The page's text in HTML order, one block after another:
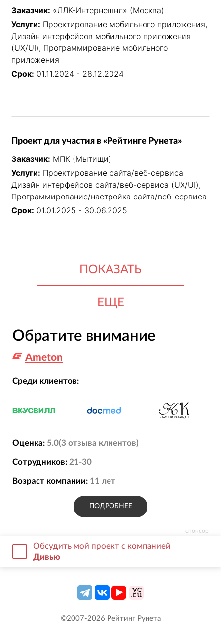
Заказчик: «ЛЛК-Интернешнл» (Москва)
Услуги: Проектирование мобильного приложения,
Дизайн интерфейсов мобильного приложения
(UX/UI), Программирование мобильного
приложения
Срок: 01.11.2024 - 28.12.2024
Проект для участия в «Рейтинге Рунета»
Заказчик: МПК (Мытищи)
Услуги: Проектирование сайта/веб-сервиса,
Дизайн интерфейсов сайта/веб-сервиса (UX/UI),
Программирование/настройка сайта/веб-сервиса
Срок: 01.01.2025 - 30.06.2025
ПОКАЗАТЬ
ЕЩЕ
спонсор
Обратите внимание
Ameton
Среди клиентов:
Оценка: 5.0(3 отзыва клиентов)
Сотрудников: 21-30
Возраст компании: 11 лет
ПОДРОБНЕЕ
Обсудить мой проект с компанией
Дивью
©2007-2026 Рейтинг Рунета